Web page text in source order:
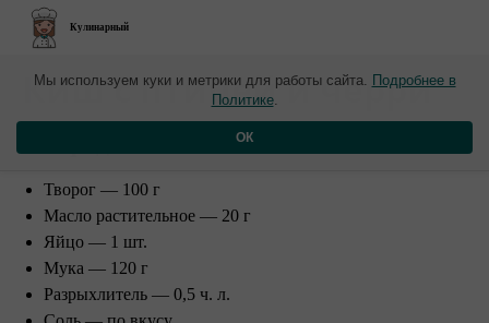
Кулинарный
Киш с птицей и черри
Творог — 100 г
Масло растительное — 20 г
Яйцо — 1 шт.
Мука — 120 г
Разрыхлитель — 0,5 ч. л.
Мы используем куки и метрики для работы сайта. Подробнее в
Политике.
ОК